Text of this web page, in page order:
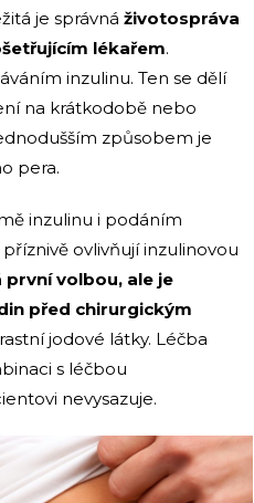
je správná životospráva
lékařem.
inzulinu. Ten se dělí
na krátkodobě nebo
způsobem je
pera.
inzulinu i podáním
ovlivňují inzulinovou
volbou, ale je
před chirurgickým
jodové látky. Léčba
s léčbou
nevysazuje.